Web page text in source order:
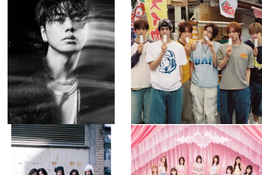
💡8月特番放送決定！
...
8月 4
110 0
💡8月特番放送決定！
...
8月 4
5 0
musicjapantv
💡8月特番放送決定！
8月 4
musicjapantv
💡8月特番放送決定！
...
8月 4